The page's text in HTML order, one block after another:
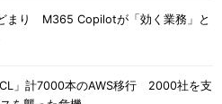
まり M365 Copilotが「効く業務」と
」計7000本のAWS移行 2000社を支